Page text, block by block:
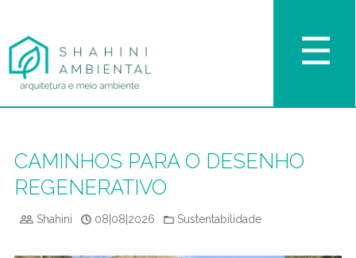
☰
CAMINHOS PARA O DESENHO
REGENERATIVO
Shahini 08|08|2026 Sustentabilidade